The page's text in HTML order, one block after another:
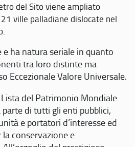
del Sito viene ampliato
ville palladiane dislocate nel
ha natura seriale in quanto
tra loro distinte ma
Eccezionale Valore Universale.
del Patrimonio Mondiale
parte di tutti gli enti pubblici,
e portatori d’interesse ed
conservazione e